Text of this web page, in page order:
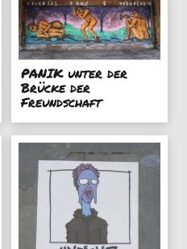
PANIK unter der
Brücke der
Freundschaft